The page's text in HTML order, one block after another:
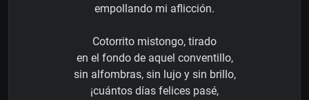
empollando mi aflicción.
Cotorrito mistongo, tirado
en el fondo de aquel conventillo,
sin alfombras, sin lujo y sin brillo,
¡cuántos días felices pasé,